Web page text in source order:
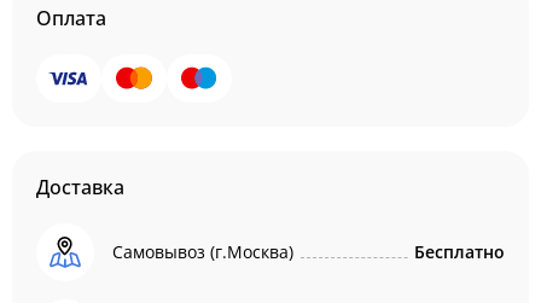
Оплата
Доставка
Самовывоз (г.Москва) Бесплатно